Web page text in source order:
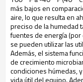
más bajos en
aire, lo que resulta en
preciso de la humedad
fuentes de energía (por
se pueden utilizar las
Además, el sistema
de crecimiento
condiciones húmedas,
vida útil del equipo.